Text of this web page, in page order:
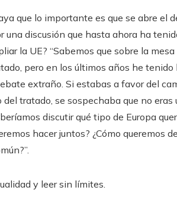
que lo importante es que se abre el
una discusión que hasta ahora ha
la UE? “Sabemos que sobre la
pero en los últimos años he tenido
extraño. Si estabas a favor del
tratado, se sospechaba que no eras
discutir qué tipo de Europa
hacer juntos? ¿Cómo queremos
y leer sin límites.